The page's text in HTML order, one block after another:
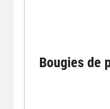
Bougies de